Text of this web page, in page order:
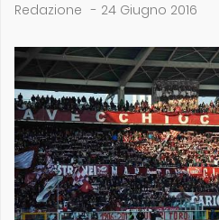
Redazione - 24 Giugno 2016